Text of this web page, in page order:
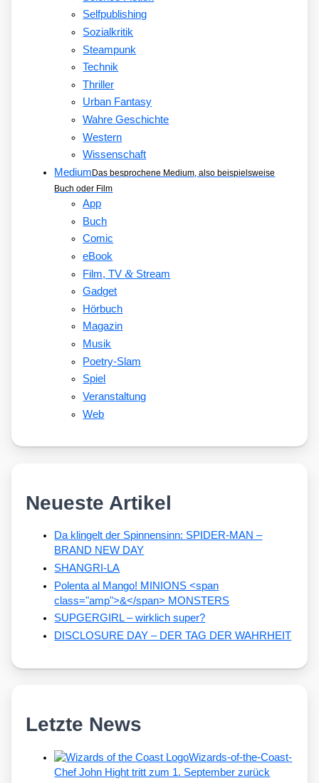
Selfpublishing
Sozialkritik
Steampunk
Technik
Thriller
Urban Fantasy
Wahre Geschichte
Western
Wissenschaft
Medium Das besprochene Medium, also beispielsweise
Buch oder Film
App
Buch
Comic
eBook
Film, TV&Stream
Gadget
Hörbuch
Magazin
Musik
Poetry-Slam
Spiel
Veranstaltung
Web
Neueste Artikel
Da klingelt der Spinnensinn: SPIDER-MAN –
BRAND NEW DAY
SHANGRI-LA
Polenta al Mango! MINIONS <span
class="amp">&</span> MONSTERS
SUPGERGIRL – wirklich super?
DISCLOSURE DAY – DER TAG DER WAHRHEIT
Letzte News
Wizards-of-the-Coast-
Chef John Hight tritt zum 1. September zurück